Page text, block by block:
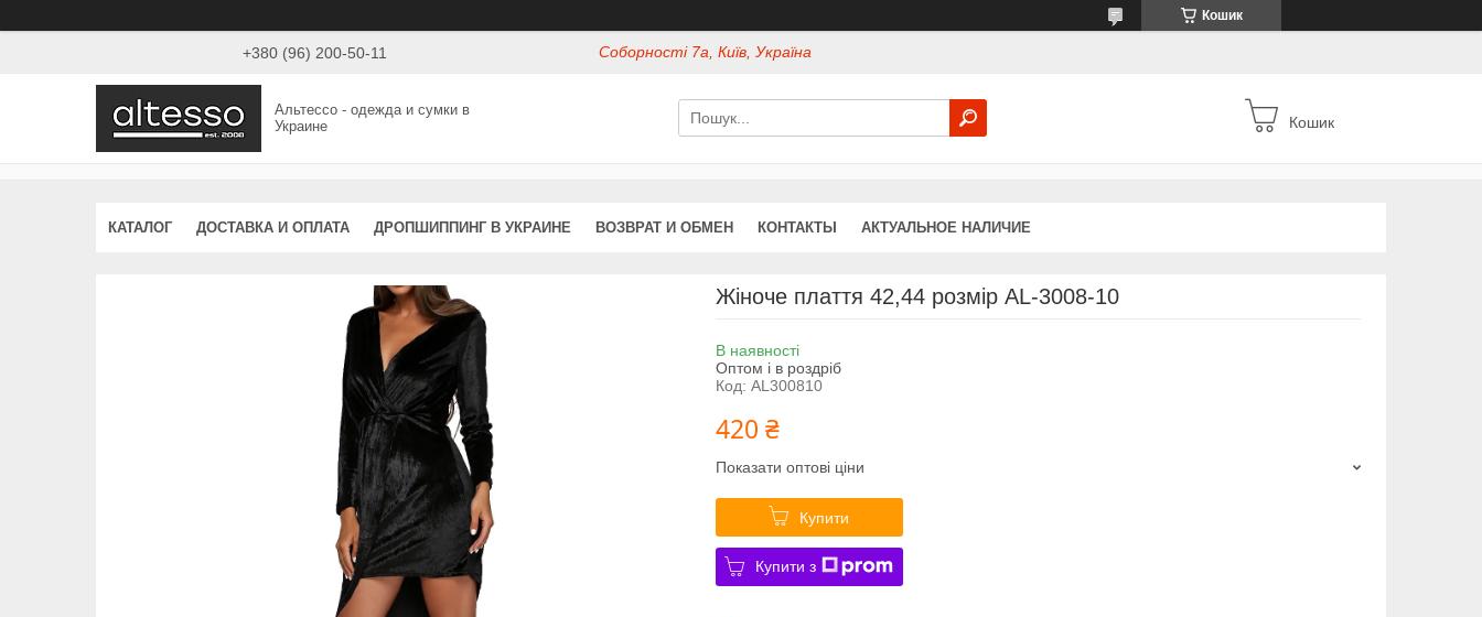
Кошик
+380 (96) 200-50-11 Соборності 7а, Київ, Україна
Альтессо - одежда и сумки в
Украине
Кошик
КАТАЛОГ ДОСТАВКА И ОПЛАТА ДРОПШИППИНГ В УКРАИНЕ ВОЗВРАТ И ОБМЕН КОНТАКТЫ АКТУАЛЬНОЕ НАЛИЧИЕ
Жіноче плаття 42,44 розмір AL-3008-10
В наявності
Оптом і в роздріб
Код: AL300810
420 ₴
Показати оптові ціни
Купити
Купити з